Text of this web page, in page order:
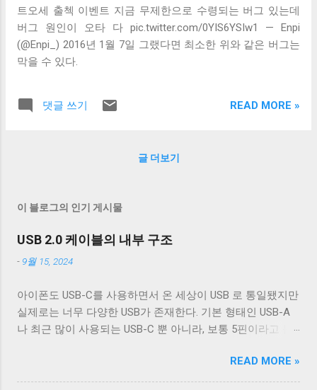
고 설계된 블록체인에서 거래소는 가장 약한 고리가 된다. 그
래서 이 거래소에 해당하는 역할을 블록체인으로 구성하자는
제안이 나왔고, Polkadot 과 Cosmos 가 대표적이다. How I
targeted the Reddit CEO with Facebook ads to get an
용해서 레딧 CEO를 타겟으로 광고를 했다고 한다. 결국,
용자 입장에서 반대로 내 신원이 이 정도로 추적된다는 것인
지 관심 없는 게 아닌가 싶다. To Type or Not to T...
트오세 출첵 이벤트 지금 무제한으로 수령되는 버그 있는데
버그 원인이 오타 다 pic.twitter.com/0YIS6YSIw1 — Enpi
(@Enpi_) 2016년 1월 7일 그랬다면 최소한 위와 같은 버그는
막을 수 있다.
댓글 쓰기 READ MORE »
글 더보기
이 블로그의 인기 게시물
USB 2.0 케이블의 내부 구조
- 9월 15, 2024
아이폰도 USB-C를 사용하면서 온 세상이 USB 로 통일됐지만
실제로는 너무 다양한 USB가 존재한다. 기본 형태인 USB-A
나 최근 많이 사용되는 USB-C 뿐 아니라, 보통 5핀이라고 불
그래도 컨넥터는 모양이 다르기 때문에 쉽게 구분할 수 있는
데 케이블은 답이 없다. 겉으로는 똑같아 보이는 케이블이라
READ MORE »